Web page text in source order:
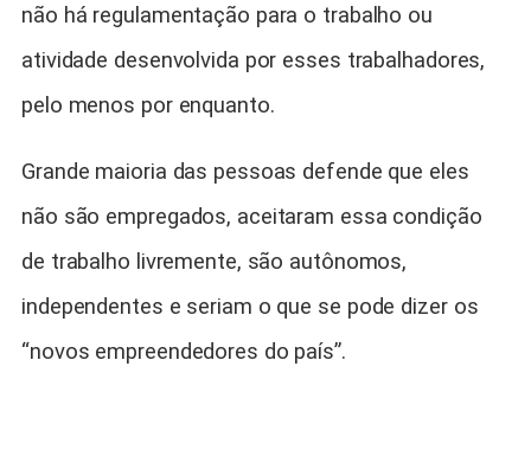
não há regulamentação para o trabalho ou
atividade desenvolvida por esses trabalhadores,
pelo menos por enquanto.
Grande maioria das pessoas defende que eles
não são empregados, aceitaram essa condição
de trabalho livremente, são autônomos,
independentes e seriam o que se pode dizer os
“novos empreendedores do país”.